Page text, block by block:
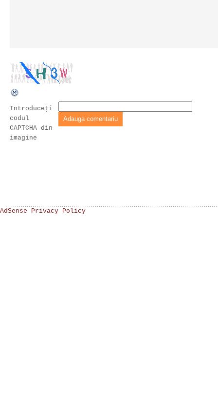
Introduceţi
codul
CAPTCHA din
imagine
AdSense Privacy Policy